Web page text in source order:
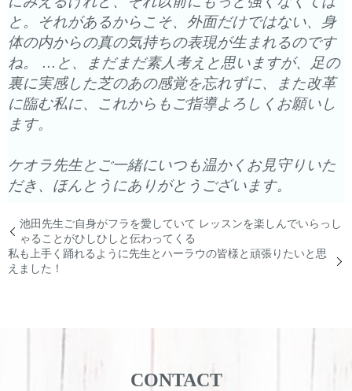
と。
それがあるからこそ、外面だけではない、 身
体の内からの真の気持ちの表現が生まれるのです
ね。 …と、まだまだ素人考えと思いますが、
足の
裏に実感した芝のあの感覚を忘れずに、また改革
に臨む私に、 これからもご指導よろしくお願いし
ます。
ケオラ先生とご一緒にいつも温かくお見守りいた
だき、 ほんとうにありがとうございます。
池田先生ご自身がフラを愛していて レッスンを楽しんでいらっし
ゃることがひしひしと伝わってくる
私も上手く踊れるように先生とハーラウの皆様と頑張りたいと思
えました！
CONTACT